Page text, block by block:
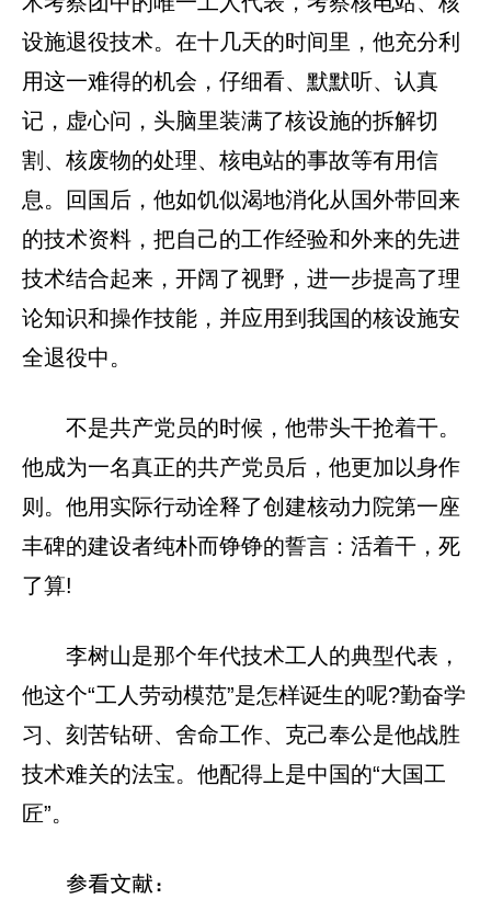
设施退役技术。在十几天的时间里，他充分利
用这一难得的机会，仔细看、默默听、认真
记，虚心问，头脑里装满了核设施的拆解切
割、核废物的处理、核电站的事故等有用信
息。回国后，他如饥似渴地消化从国外带回来
的技术资料，把自己的工作经验和外来的先进
技术结合起来，开阔了视野，进一步提高了理
论知识和操作技能，并应用到我国的核设施安
全退役中。
不是共产党员的时候，他带头干抢着干。
他成为一名真正的共产党员后，他更加以身作
则。他用实际行动诠释了创建核动力院第一座
丰碑的建设者纯朴而铮铮的誓言：活着干，死
了算!
李树山是那个年代技术工人的典型代表，
他这个“工人劳动模范”是怎样诞生的呢?勤奋学
习、刻苦钻研、舍命工作、克己奉公是他战胜
技术难关的法宝。他配得上是中国的“大国工
匠”。
参看文献：